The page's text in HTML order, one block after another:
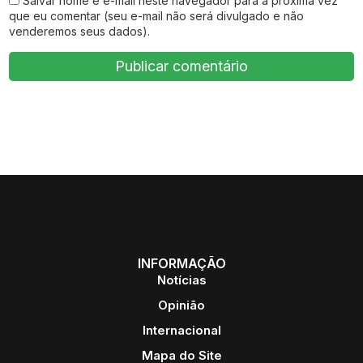
que eu comentar (seu e-mail não será divulgado e não
venderemos seus dados).
INFORMAÇÃO
Notícias
Opinião
Internacional
Mapa do Site